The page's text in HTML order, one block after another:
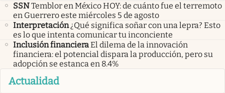
SSNTemblor en México HOY: de cuánto fue el terremoto
en Guerrero este miércoles 5 de agosto
Interpretación ¿Qué significa soñar con una lepra? Esto
es lo que intenta comunicar tu inconciente
Inclusión financieraEl dilema de la innovación
financiera: el potencial dispara la producción, pero su
adopción se estanca en 8.4%
Actualidad